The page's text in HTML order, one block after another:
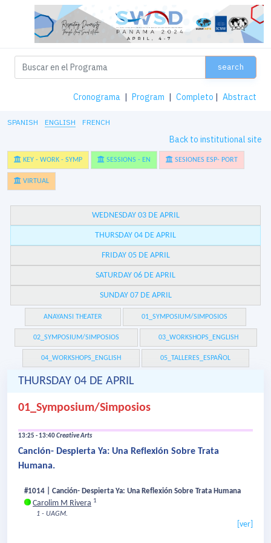
search
Cronograma | Program | Completo | Abstract
SPANISH ENGLISH FRENCH
Back to institutional site
KEY - WORK - SYMP SESSIONS - EN SESIONES ESP- PORT
VIRTUAL
WEDNESDAY 03 DE APRIL
THURSDAY 04 DE APRIL
FRIDAY 05 DE APRIL
SATURDAY 06 DE APRIL
SUNDAY 07 DE APRIL
ANAYANSI THEATER 01_SYMPOSIUM/SIMPOSIOS
02_SYMPOSIUM/SIMPOSIOS 03_WORKSHOPS_ENGLISH
04_WORKSHOPS_ENGLISH 05_TALLERES_ESPAÑOL
THURSDAY 04 DE APRIL
01_Symposium/Simposios
13:25 - 13:40Creative Arts
Canción- Despierta Ya: Una Reflexión Sobre Trata
Humana.
#1014 | Canción- Despierta Ya: Una Reflexión Sobre Trata Humana
Carolim M Rivera 1
1 - UAGM.
[ver]